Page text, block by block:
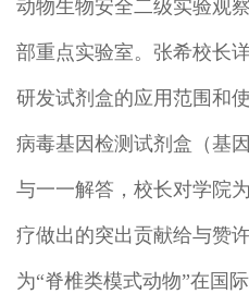
动物生物安全二级实验观
部重点实验室。张希校长
研发试剂盒的应用范围和
病毒基因检测试剂盒（基
与一一解答，校长对学院
疗做出的突出贡献给与赞
为“脊椎类模式动物”在国